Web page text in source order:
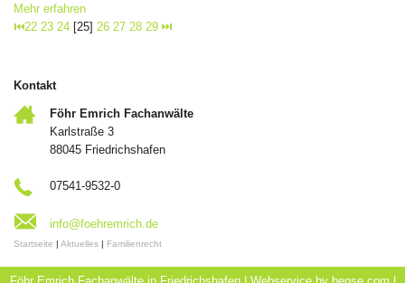
Mehr erfahren
⏮22 23 24 [25] 26 27 28 29 ⏭
Kontakt
Föhr Emrich Fachanwälte
Karlstraße 3
88045 Friedrichshafen
07541-9532-0
info@foehremrich.de
Startseite | Aktuelles | Familienrecht